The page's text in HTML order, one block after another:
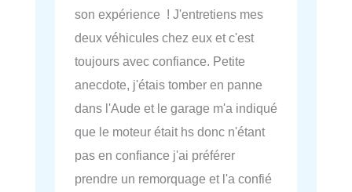
son expérience ! J'entretiens mes
deux véhicules chez eux et c'est
toujours avec confiance. Petite
anecdote, j'étais tomber en panne
dans l'Aude et le garage m'a indiqué
que le moteur était hs donc n'étant
pas en confiance j'ai préférer
prendre un remorquage et l'a confié